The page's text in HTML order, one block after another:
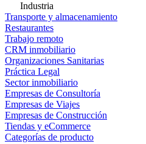
Industria
Transporte y almacenamiento
Restaurantes
Trabajo remoto
CRM inmobiliario
Organizaciones Sanitarias
Práctica Legal
Sector inmobiliario
Empresas de Consultoría
Empresas de Viajes
Empresas de Construcción
Tiendas y eCommerce
Categorías de producto